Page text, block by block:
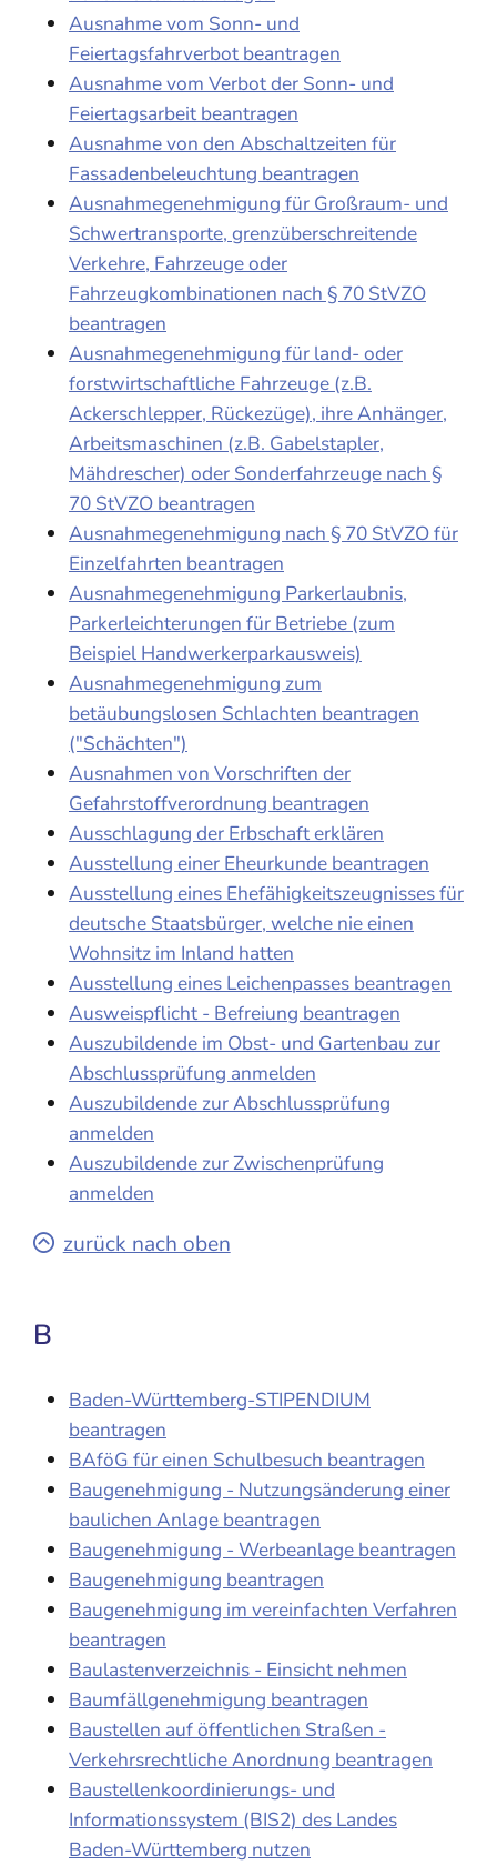
Ausnahme vom Sonn- und
Feiertagsfahrverbot beantragen
Ausnahme vom Verbot der Sonn- und
Feiertagsarbeit beantragen
Ausnahme von den Abschaltzeiten für
Fassadenbeleuchtung beantragen
Ausnahmegenehmigung für Großraum- und
Schwertransporte, grenzüberschreitende
Verkehre, Fahrzeuge oder
Fahrzeugkombinationen nach § 70 StVZO
beantragen
Ausnahmegenehmigung für land- oder
forstwirtschaftliche Fahrzeuge (z.B.
Ackerschlepper, Rückezüge), ihre Anhänger,
Arbeitsmaschinen (z.B. Gabelstapler,
Mähdrescher) oder Sonderfahrzeuge nach §
70 StVZO beantragen
Ausnahmegenehmigung nach § 70 StVZO für
Einzelfahrten beantragen
Ausnahmegenehmigung Parkerlaubnis,
Parkerleichterungen für Betriebe (zum
Beispiel Handwerkerparkausweis)
Ausnahmegenehmigung zum
betäubungslosen Schlachten beantragen
("Schächten")
Ausnahmen von Vorschriften der
Gefahrstoffverordnung beantragen
Ausschlagung der Erbschaft erklären
Ausstellung einer Eheurkunde beantragen
Ausstellung eines Ehefähigkeitszeugnisses für
deutsche Staatsbürger, welche nie einen
Wohnsitz im Inland hatten
Ausstellung eines Leichenpasses beantragen
Ausweispflicht - Befreiung beantragen
Auszubildende im Obst- und Gartenbau zur
Abschlussprüfung anmelden
Auszubildende zur Abschlussprüfung
anmelden
Auszubildende zur Zwischenprüfung
anmelden
zurück nach oben
B
Baden-Württemberg-STIPENDIUM
beantragen
BAföG für einen Schulbesuch beantragen
Baugenehmigung - Nutzungsänderung einer
baulichen Anlage beantragen
Baugenehmigung - Werbeanlage beantragen
Baugenehmigung beantragen
Baugenehmigung im vereinfachten Verfahren
beantragen
Baulastenverzeichnis - Einsicht nehmen
Baumfällgenehmigung beantragen
Baustellen auf öffentlichen Straßen -
Verkehrsrechtliche Anordnung beantragen
Baustellenkoordinierungs- und
Informationssystem (BIS2) des Landes
Baden-Württemberg nutzen